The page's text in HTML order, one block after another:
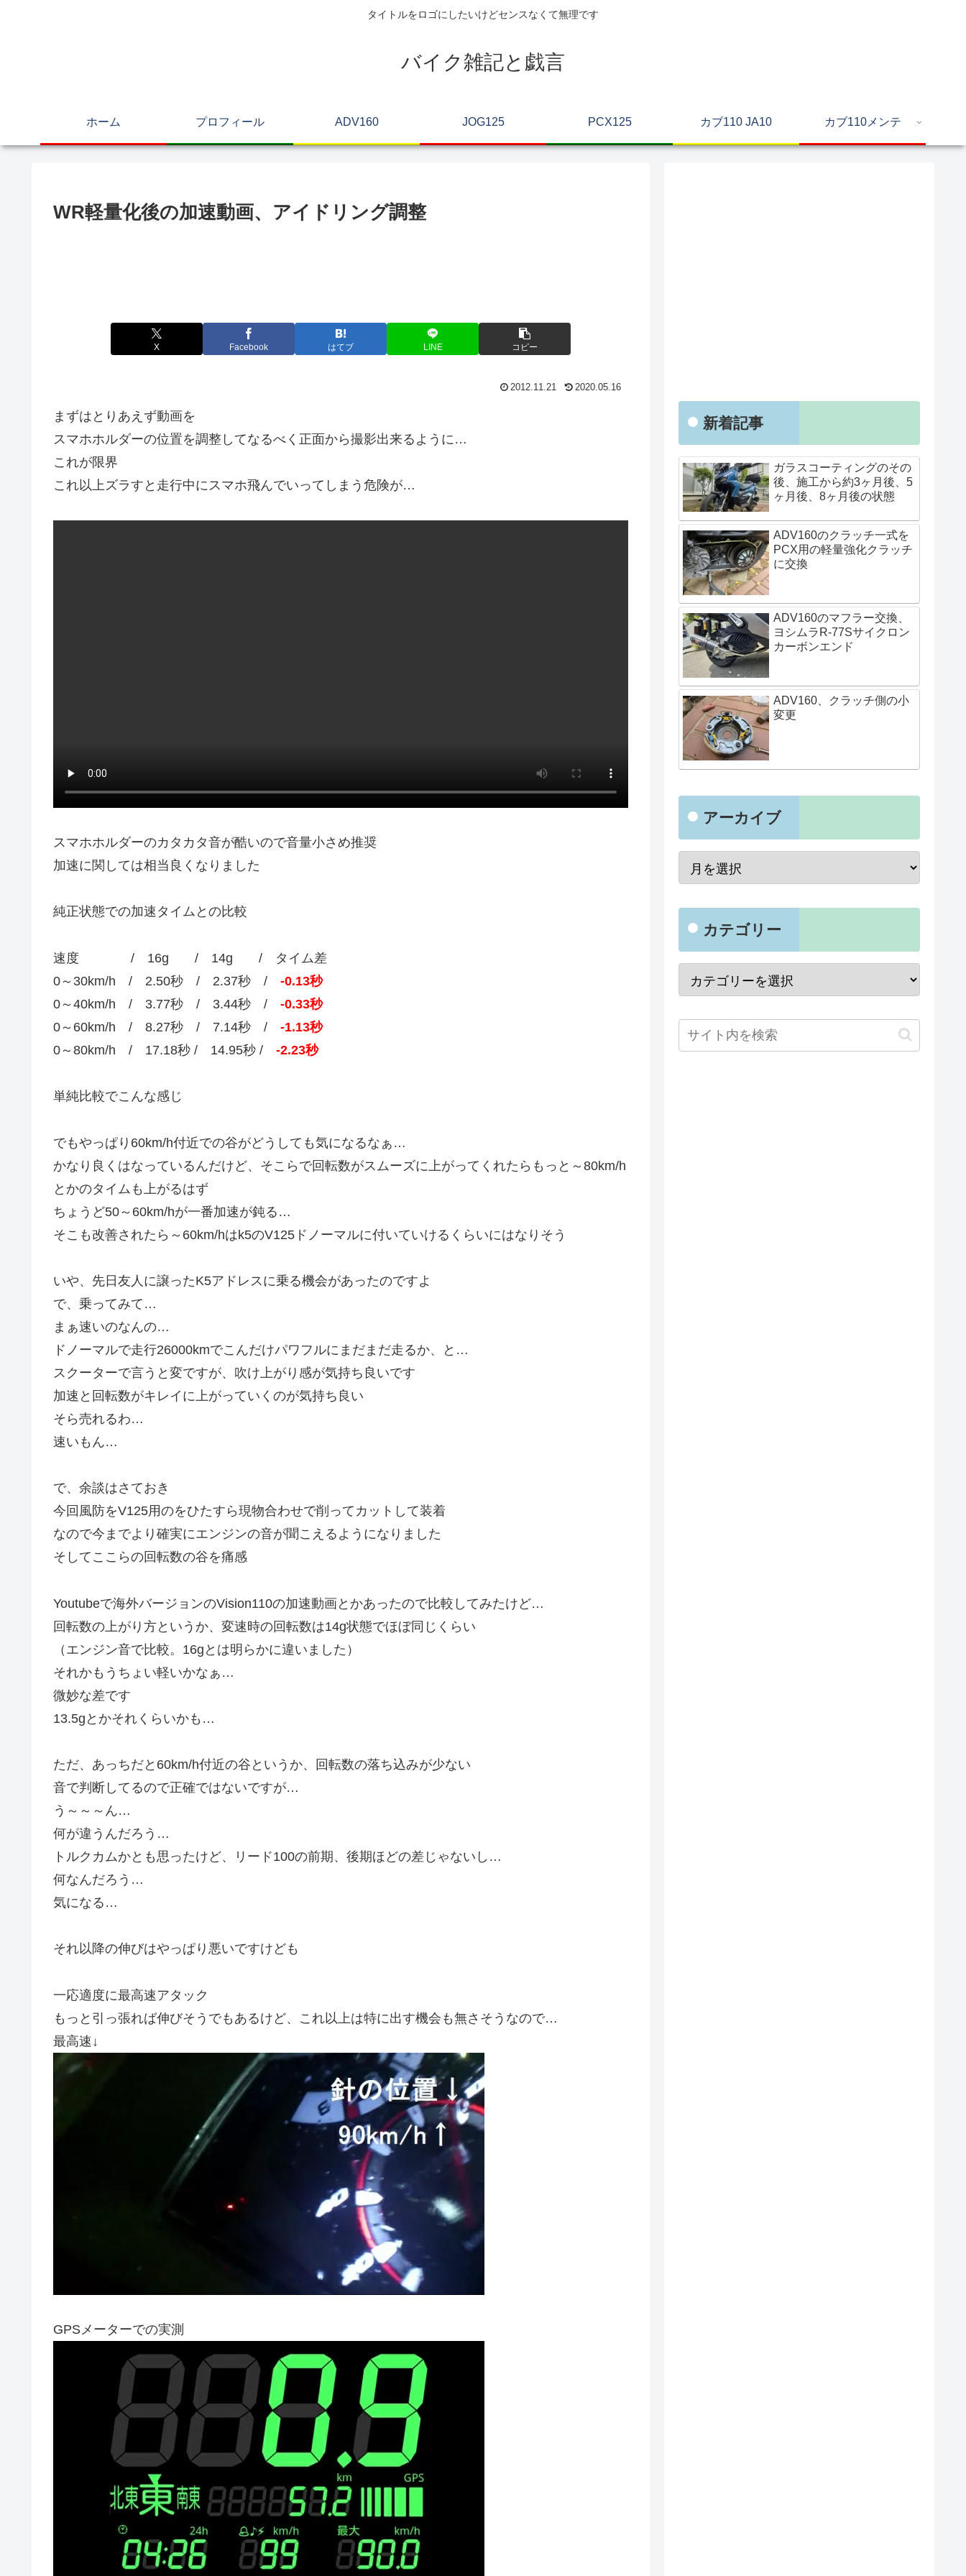
タイトルをロゴにしたいけどセンスなくて無理です
バイク雑記と戯言
ホーム プロフィール ADV160 JOG125 PCX125 カブ110 JA10 カブ110メンテ
WR軽量化後の加速動画、アイドリング調整
X Facebook はてブ LINE コピー
2012.11.21 2020.05.16
まずはとりあえず動画を
スマホホルダーの位置を調整してなるべく正面から撮影出来るように…
これが限界
これ以上ズラすと走行中にスマホ飛んでいってしまう危険が…
スマホホルダーのカタカタ音が酷いので音量小さめ推奨
加速に関しては相当良くなりました
純正状態での加速タイムとの比較
速度 / 16g / 14g / タイム差
0～30km/h / 2.50秒 / 2.37秒 / -0.13秒
0～40km/h / 3.77秒 / 3.44秒 / -0.33秒
0～60km/h / 8.27秒 / 7.14秒 / -1.13秒
0～80km/h / 17.18秒 / 14.95秒 / -2.23秒
単純比較でこんな感じ
でもやっぱり60km/h付近での谷がどうしても気になるなぁ…
かなり良くはなっているんだけど、そこらで回転数がスムーズに上がってくれたらもっと～80km/h
とかのタイムも上がるはず
ちょうど50～60km/hが一番加速が鈍る…
そこも改善されたら～60km/hはk5のV125ドノーマルに付いていけるくらいにはなりそう
いや、先日友人に譲ったK5アドレスに乗る機会があったのですよ
で、乗ってみて…
まぁ速いのなんの…
ドノーマルで走行26000kmでこんだけパワフルにまだまだ走るか、と…
スクーターで言うと変ですが、吹け上がり感が気持ち良いです
加速と回転数がキレイに上がっていくのが気持ち良い
そら売れるわ…
速いもん…
で、余談はさておき
今回風防をV125用のをひたすら現物合わせで削ってカットして装着
なので今までより確実にエンジンの音が聞こえるようになりました
そしてここらの回転数の谷を痛感
Youtubeで海外バージョンのVision110の加速動画とかあったので比較してみたけど…
回転数の上がり方というか、変速時の回転数は14g状態でほぼ同じくらい
（エンジン音で比較。16gとは明らかに違いました）
それかもうちょい軽いかなぁ…
微妙な差です
13.5gとかそれくらいかも…
ただ、あっちだと60km/h付近の谷というか、回転数の落ち込みが少ない
音で判断してるので正確ではないですが…
う～～～ん…
何が違うんだろう…
トルクカムかとも思ったけど、リード100の前期、後期ほどの差じゃないし…
何なんだろう…
気になる…
それ以降の伸びはやっぱり悪いですけども
一応適度に最高速アタック
もっと引っ張れば伸びそうでもあるけど、これ以上は特に出す機会も無さそうなので…
最高速↓
GPSメーターでの実測
新着記事
ガラスコーティングのその
後、施工から約3ヶ月後、5
ヶ月後、8ヶ月後の状態
ADV160のクラッチ一式を
PCX用の軽量強化クラッチ
に交換
ADV160のマフラー交換、
ヨシムラR-77Sサイクロン
カーボンエンド
ADV160、クラッチ側の小
変更
アーカイブ
カテゴリー